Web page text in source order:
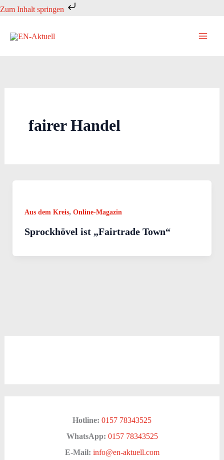
Zum Inhalt springen
Zum
springen
fairer Handel
Aus dem Kreis, Online-Magazin
Sprockhövel ist „Fairtrade Town“
Hotline: 0157 78343525
WhatsApp: 0157 78343525
E-Mail: info@en-aktuell.com